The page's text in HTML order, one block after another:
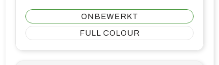
ONBEWERKT
FULL COLOUR